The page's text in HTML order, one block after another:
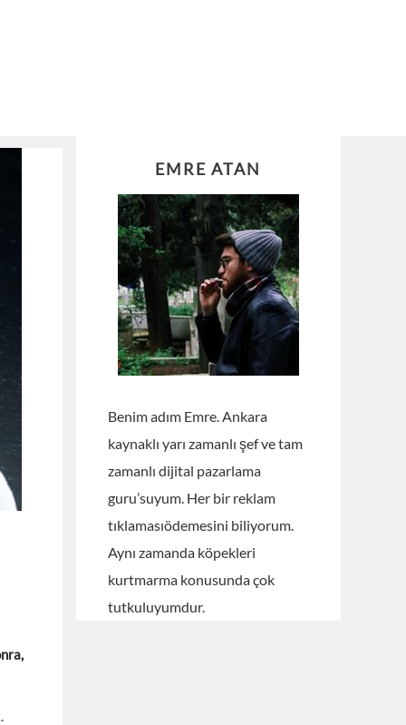
EMRE ATAN
Benim adım Emre. Ankara
kaynaklı yarı zamanlı şef ve tam
zamanlı dijital pazarlama
guru’suyum. Her bir reklam
tıklamasıödemesini biliyorum.
Aynı zamanda köpekleri
kurtmarma konusunda çok
tutkuluyumdur.